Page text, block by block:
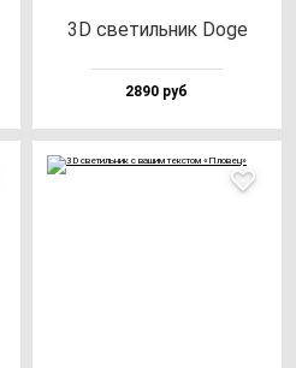
3D све­тиль­ник Doge
2890 руб